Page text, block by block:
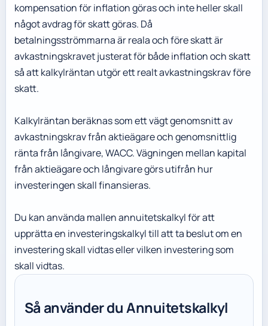
kompensation för inflation göras och inte heller skall
något avdrag för skatt göras. Då
betalningsströmmarna är reala och före skatt är
avkastningskravet justerat för både inflation och skatt
så att kalkylräntan utgör ett realt avkastningskrav före
skatt.
Kalkylräntan beräknas som ett vägt genomsnitt av
avkastningskrav från aktieägare och genomsnittlig
ränta från långivare, WACC. Vägningen mellan kapital
från aktieägare och långivare görs utifrån hur
investeringen skall finansieras.
Du kan använda mallen annuitetskalkyl för att
upprätta en investeringskalkyl till att ta beslut om en
investering skall vidtas eller vilken investering som
skall vidtas.
Så använder du Annuitetskalkyl